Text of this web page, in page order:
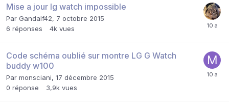
Mise a jour lg watch impossible
Par Gandalf42, 7 octobre 2015
6 réponses 4k vues
Code schéma oublié sur montre LG G Watch
buddy w100
Par monsciani, 17 décembre 2015
0 réponse 3,9k vues